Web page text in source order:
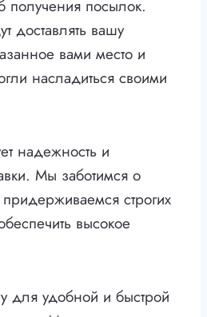
получения посылок.
доставлять вашу
вами место и
насладиться своими
надежность и
Мы заботимся о
строгих
высокое
для удобной и быстрой